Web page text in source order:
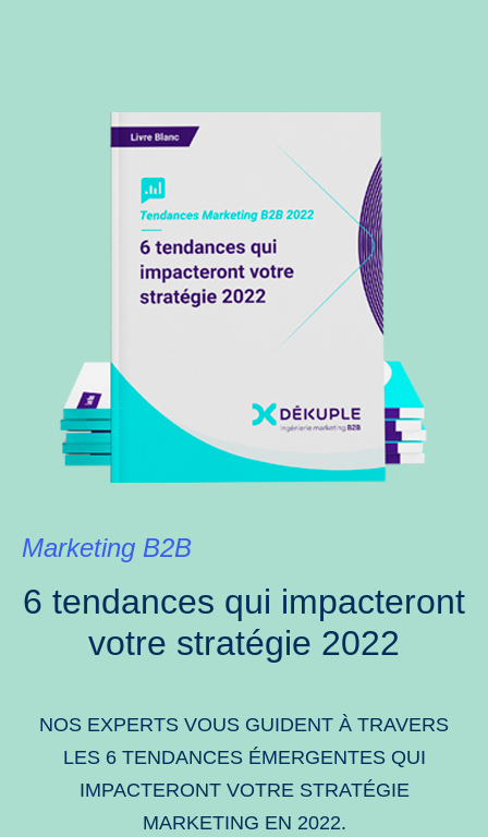
Marketing B2B
6 tendances qui impacteront
votre stratégie 2022
NOS EXPERTS VOUS GUIDENT À TRAVERS
LES 6 TENDANCES ÉMERGENTES QUI
IMPACTERONT VOTRE STRATÉGIE
MARKETING EN 2022.